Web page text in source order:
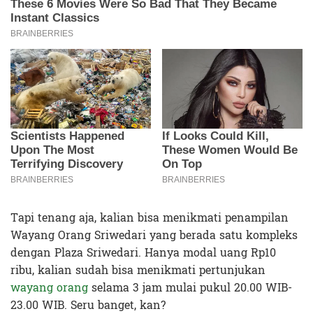
Tapi tenang aja, kalian bisa menikmati penampilan
Wayang Orang Sriwedari yang berada satu kompleks
dengan Plaza Sriwedari. Hanya modal uang Rp10
ribu, kalian sudah bisa menikmati pertunjukan
wayang orangselama 3 jam mulai pukul 20.00 WIB-
23.00 WIB. Seru banget, kan?